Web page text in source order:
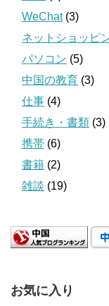
WeChat(3)
ネットショッピ
パソコン (5)
中国の教育 (3)
仕事 (4)
手続き・書類 (3)
携帯 (6)
書籍 (2)
雑談 (19)
お気に入り